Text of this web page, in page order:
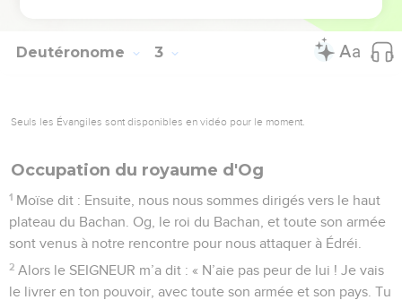
Deutéronome 3
Seuls les Évangiles sont disponibles en vidéo pour le moment.
Occupation du royaume d'Og
1 Moïse dit : Ensuite, nous nous sommes dirigés vers le haut
plateau du Bachan. Og, le roi du Bachan, et toute son armée
sont venus à notre rencontre pour nous attaquer à Édréi.
2 Alors le SEIGNEUR m’a dit : « N’aie pas peur de lui ! Je vais
le livrer en ton pouvoir, avec toute son armée et son pays. Tu